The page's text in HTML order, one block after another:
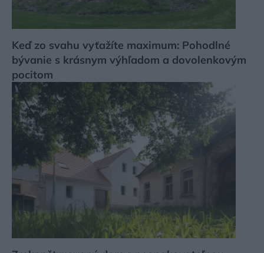
Keď zo svahu vyťažíte maximum: Pohodlné
bývanie s krásnym výhľadom a dovolenkovým
pocitom